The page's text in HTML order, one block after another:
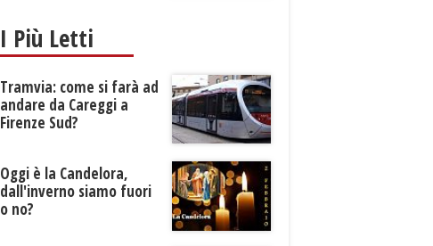
I Più Letti
Tramvia: come si farà ad
andare da Careggi a
Firenze Sud?
Oggi è la Candelora,
dall'inverno siamo fuori
o no?